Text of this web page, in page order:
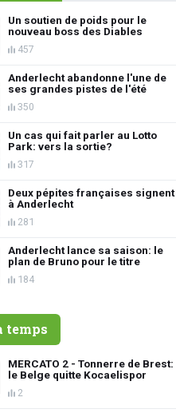
Un soutien de poids pour le
nouveau boss des Diables
457
Anderlecht abandonne l'une de
ses grandes pistes de l'été
350
Un cas qui fait parler au Lotto
Park: vers la sortie?
317
Deux pépites françaises signent
à Anderlecht
281
Anderlecht lance sa saison: le
plan de Bruno pour le titre
184
temps
MERCATO 2 - Tonnerre de Brest:
le Belge quitte Kocaelispor
2